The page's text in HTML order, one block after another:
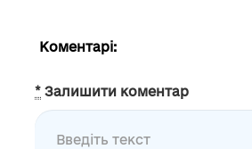
Коментарі:
* Залишити коментар